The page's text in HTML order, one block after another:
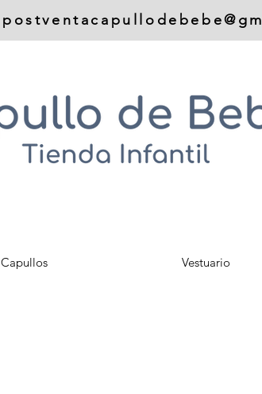
Capullos Vestuario